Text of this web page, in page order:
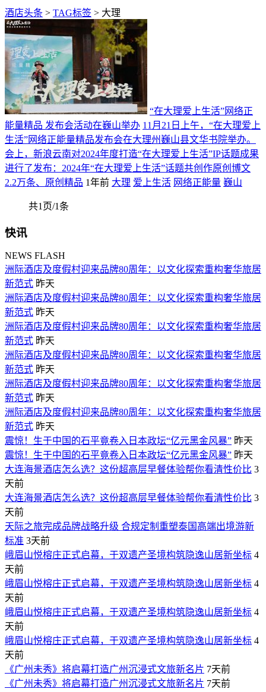
酒店头条 > TAG标签 > 大理
“在大理爱上生活”网络正
能量精品 发布会活动在巍山举办 11月21日上午，“在大理爱上
生活”网络正能量精品发布会在大理州巍山县文华书院举办。
会上，新浪云南对2024年度打造“在大理爱上生活”IP话题成果
进行了发布：2024年“在大理爱上生活”话题共创作原创博文
2.2万条、原创精品 1年前 大理 爱上生活 网络正能量 巍山
共1页/1条
快讯
NEWS FLASH
洲际酒店及度假村迎来品牌80周年：以文化探索重构奢华旅居
新范式 昨天
洲际酒店及度假村迎来品牌80周年：以文化探索重构奢华旅居
新范式 昨天
洲际酒店及度假村迎来品牌80周年：以文化探索重构奢华旅居
新范式 昨天
洲际酒店及度假村迎来品牌80周年：以文化探索重构奢华旅居
新范式 昨天
洲际酒店及度假村迎来品牌80周年：以文化探索重构奢华旅居
新范式 昨天
洲际酒店及度假村迎来品牌80周年：以文化探索重构奢华旅居
新范式 昨天
震惊！生于中国的石平竟卷入日本政坛“亿元黑金风暴” 昨天
震惊！生于中国的石平竟卷入日本政坛“亿元黑金风暴” 昨天
大连海景酒店怎么选？这份超高层早餐体验帮你看清性价比 3
天前
大连海景酒店怎么选？这份超高层早餐体验帮你看清性价比 3
天前
天际之旅完成品牌战略升级 合规定制重塑泰国高端出境游新
标准 3天前
峨眉山悦榕庄正式启幕，于双遗产圣境构筑隐逸山居新坐标 4
天前
峨眉山悦榕庄正式启幕，于双遗产圣境构筑隐逸山居新坐标 4
天前
峨眉山悦榕庄正式启幕，于双遗产圣境构筑隐逸山居新坐标 4
天前
峨眉山悦榕庄正式启幕，于双遗产圣境构筑隐逸山居新坐标 4
天前
《广州未秀》将启幕打造广州沉浸式文旅新名片 7天前
《广州未秀》将启幕打造广州沉浸式文旅新名片 7天前